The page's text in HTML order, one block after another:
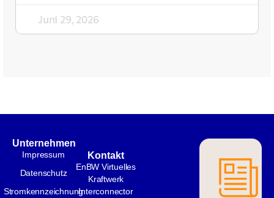
Juni 29, 2026
Unternehmen
Impressum
Datenschutz
Stromkennzeichnung
Kontakt
EnBW Virtuelles
Kraftwerk
Interconnector